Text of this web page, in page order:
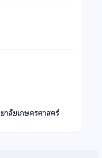
าลัยเกษตรศาสตร์